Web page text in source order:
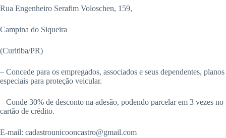
Rua Engenheiro Serafim Voloschen, 159,
Campina do Siqueira
(Curitiba/PR)
– Concede para os empregados, associados e seus dependentes, planos
especiais para proteção veicular.
– Conde 30% de desconto na adesão, podendo parcelar em 3 vezes no
cartão de crédito.
E-mail: cadastrounicooncastro@gmail.com